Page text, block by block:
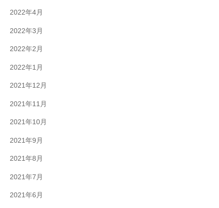
2022年4月
2022年3月
2022年2月
2022年1月
2021年12月
2021年11月
2021年10月
2021年9月
2021年8月
2021年7月
2021年6月